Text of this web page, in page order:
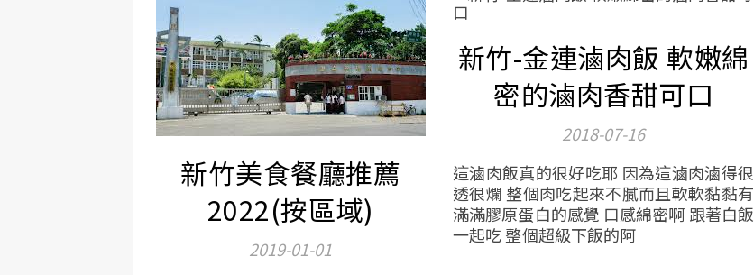
新竹美食餐廳推薦
2022(按區域)
2019-01-01
新竹-金連滷肉飯 軟嫩綿
密的滷肉香甜可口
2018-07-16
這滷肉飯真的很好吃耶 因為這滷肉滷得很
透很爛 整個肉吃起來不膩而且軟軟黏黏有
滿滿膠原蛋白的感覺 口感綿密啊 跟著白飯
一起吃 整個超級下飯的阿